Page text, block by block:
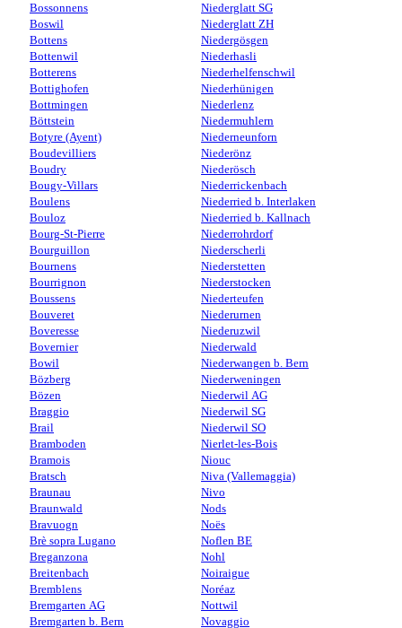
Bossonnens
Boswil
Bottens
Bottenwil
Botterens
Bottighofen
Bottmingen
Böttstein
Botyre (Ayent)
Boudevilliers
Boudry
Bougy-Villars
Boulens
Bouloz
Bourg-St-Pierre
Bourguillon
Bournens
Bourrignon
Boussens
Bouveret
Boveresse
Bovernier
Bowil
Bözberg
Bözen
Braggio
Brail
Bramboden
Bramois
Bratsch
Braunau
Braunwald
Bravuogn
Brè sopra Lugano
Breganzona
Breitenbach
Bremblens
Bremgarten AG
Bremgarten b. Bern
Niederglatt SG
Niederglatt ZH
Niedergösgen
Niederhasli
Niederhelfenschwil
Niederhünigen
Niederlenz
Niedermuhlern
Niederneunforn
Niederönz
Niederösch
Niederrickenbach
Niederried b. Interlaken
Niederried b. Kallnach
Niederrohrdorf
Niederscherli
Niederstetten
Niederstocken
Niederteufen
Niederurnen
Niederuzwil
Niederwald
Niederwangen b. Bern
Niederweningen
Niederwil AG
Niederwil SG
Niederwil SO
Nierlet-les-Bois
Niouc
Niva (Vallemaggia)
Nivo
Nods
Noës
Noflen BE
Nohl
Noiraigue
Noréaz
Nottwil
Novaggio